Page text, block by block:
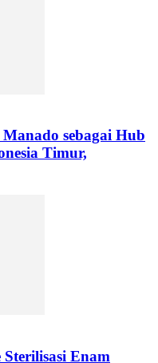
sebagai Hub
Timur,
Enam